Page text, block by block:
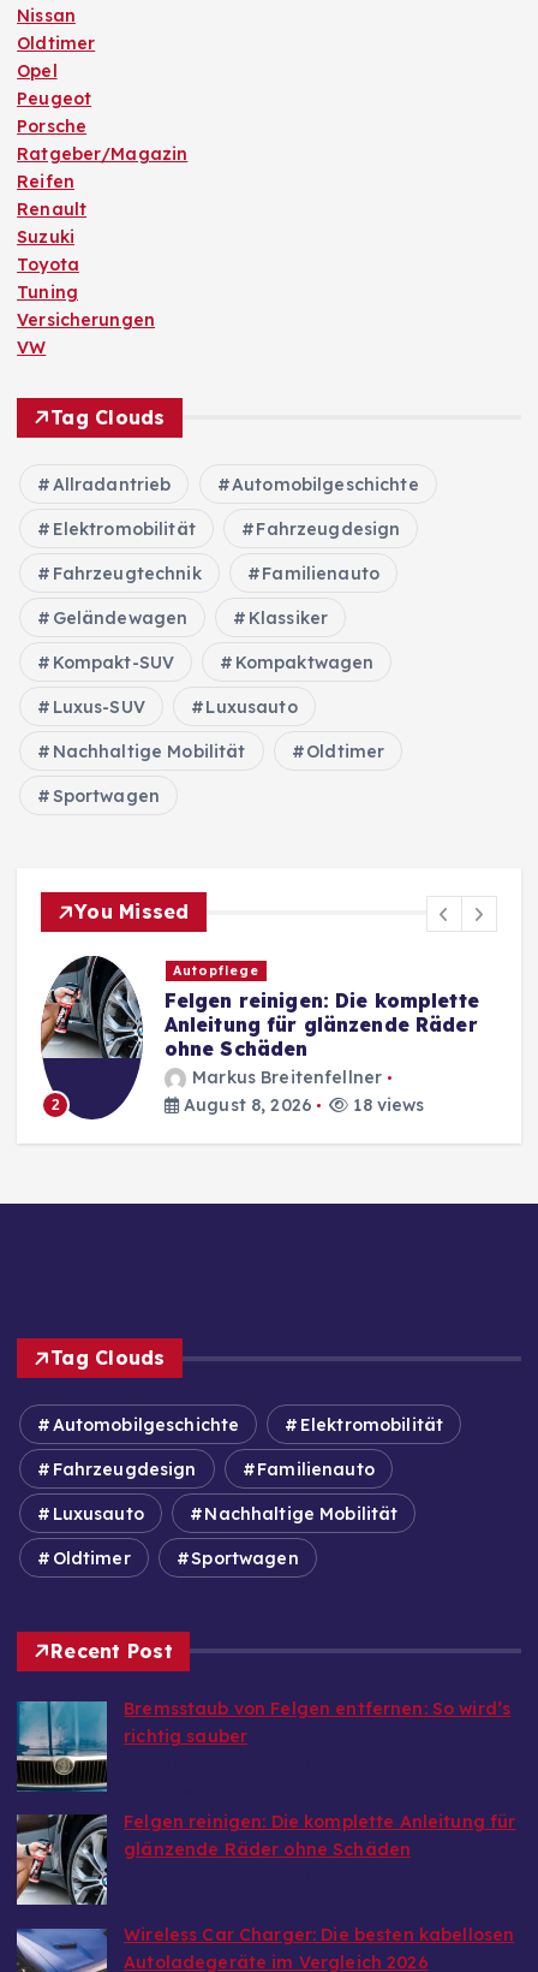
Nissan
Oldtimer
Opel
Peugeot
Porsche
Ratgeber/Magazin
Reifen
Renault
Suzuki
Toyota
Tuning
Versicherungen
VW
Tag Clouds
Allradantrieb Automobilgeschichte
Elektromobilität Fahrzeugdesign
Fahrzeugtechnik Familienauto
Geländewagen Klassiker
Kompakt-SUV Kompaktwagen
Luxus-SUV Luxusauto
Nachhaltige Mobilität Oldtimer
Sportwagen
You Missed
2
Autopflege
Felgen reinigen: Die komplette
Anleitung für glänzende Räder
ohne Schäden
Markus Breitenfellner
August 8, 2026
18 views
Tag Clouds
Automobilgeschichte Elektromobilität
Fahrzeugdesign Familienauto
Luxusauto Nachhaltige Mobilität
Oldtimer Sportwagen
Recent Post
Bremsstaub von Felgen entfernen: So wird’s
richtig sauber
Felgen reinigen: Die komplette Anleitung für
glänzende Räder ohne Schäden
Wireless Car Charger: Die besten kabellosen
Autoladegeräte im Vergleich 2026